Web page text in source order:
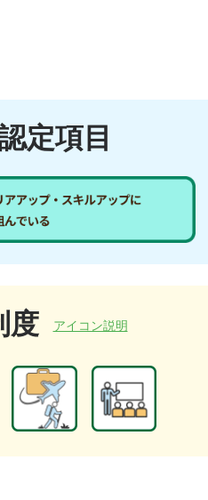
定項目
度 アイコン説明